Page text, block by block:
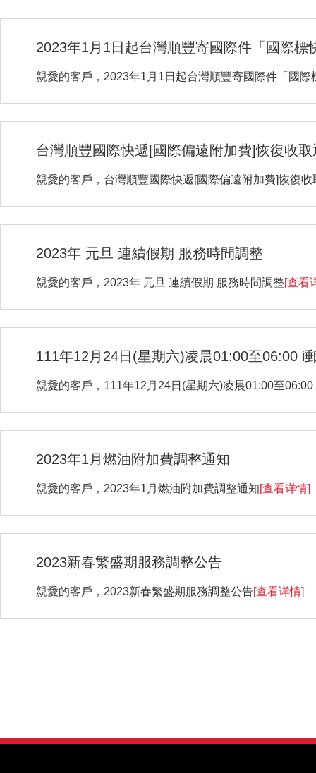
2023年1月1日起台灣順豐寄國際件「國際
親愛的客戶，2023年1月1日起台灣順豐寄國際件「國
台灣順豐國際快遞[國際偏遠附加費]恢復收取
親愛的客戶，台灣順豐國際快遞[國際偏遠附加費]恢復收
2023年 元旦 連續假期 服務時間調整
親愛的客戶，2023年 元旦 連續假期 服務時間調整[查看
111年12月24日(星期六)凌晨01:00至06:00 i
親愛的客戶，111年12月24日(星期六)凌晨01:00至
2023年1月燃油附加費調整通知
親愛的客戶，2023年1月燃油附加費調整通知[查看详情]
2023新春繁盛期服務調整公告
親愛的客戶，2023新春繁盛期服務調整公告[查看详情]